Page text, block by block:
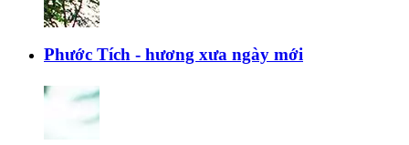
Phước Tích - hương xưa ngày mới